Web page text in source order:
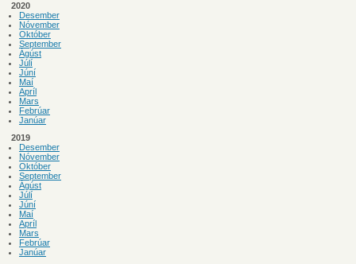
2020
Desember
Nóvember
Október
September
Ágúst
Júlí
Júní
Maí
Apríl
Mars
Febrúar
Janúar
2019
Desember
Nóvember
Október
September
Ágúst
Júlí
Júní
Maí
Apríl
Mars
Febrúar
Janúar